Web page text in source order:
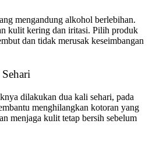
mengandung alkohol berlebihan.
kulit kering dan iritasi. Pilih produk
dan tidak merusak keseimbangan
dilakukan dua kali sehari, pada
menghilangkan kotoran yang
menjaga kulit tetap bersih sebelum